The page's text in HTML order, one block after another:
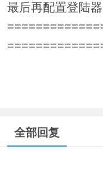
最后再配置登陆
全部回复